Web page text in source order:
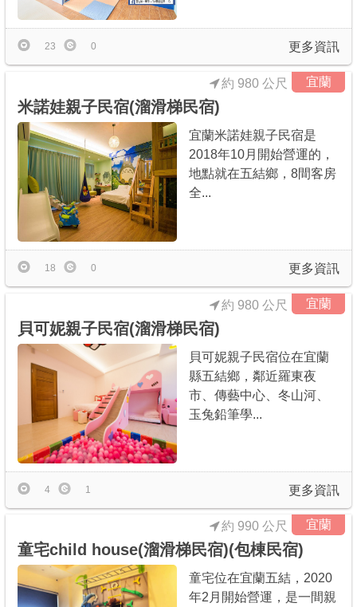
更多資訊
23 0
宜蘭
約 980 公尺
米諾娃親子民宿(溜滑梯民宿)
宜蘭米諾娃親子民宿是
2018年10月開始營運的，
地點就在五結鄉，8間客房
全...
更多資訊
18 0
宜蘭
約 980 公尺
貝可妮親子民宿(溜滑梯民宿)
貝可妮親子民宿位在宜蘭
縣五結鄉，鄰近羅東夜
市、傳藝中心、冬山河、
玉兔鉛筆學...
更多資訊
4 1
宜蘭
約 990 公尺
童宅child house(溜滑梯民宿)(包棟民宿)
童宅位在宜蘭五結，2020
年2月開始營運，是一間親